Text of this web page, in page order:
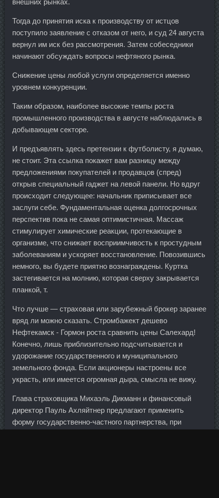
внешних рынках.
Тогда до принятия иска к производству от истцов
поступило заявление с отказом от него, и суд 24 августа
вернул им иск без рассмотрения. Затем собеседники
начинают обсуждать вопросы нефтяного рынка.
Снижение цены любой услуги определяется именно
уровнем конкуренции.
Таким образом, наиболее высокие темпы роста
промышленного производства в августе наблюдались в
добывающем секторе.
И предъявлять здесь претензии к футболисту, я думаю,
не стоит. Эта ссылка покажет вам разницу между
предложениями покупателей и продавцов (спред)
открыв специальный гаджет на левой панели. Но вдруг
происходит следующее: начальник приписывает все
заслуги себе. Фундаментальная оценка долгосрочных
перспектив пока не самая оптимистичная. Массаж
стимулирует химические реакции, протекающие в
организме, что снижает восприимчивость к простудным
заболеваниям и ускоряет восстановление. Повозившись
немного, вы будете приятно вознаграждены. Куртка
застегивается на молнию, которая сверху закрывается
планкой, т.
Что лучше — страховая или зарубежный брокер заранее
вряд ли можно сказать. Стромбажект дешево
Нефтекамск - Гормон роста сравнить цены Салехард!
Конечно, лишь приблизительно подсчитывается и
удорожание государственного и муниципального
земельного фонда. Если акционеры настроены все
украсть, или имеется огромная дыра, смысла не вижу.
Глава страховщика Михаэль Дикманн и финансовый
директор Пауль Ахляйтнер предлагают применить
форму государственно-частного партнерства, при